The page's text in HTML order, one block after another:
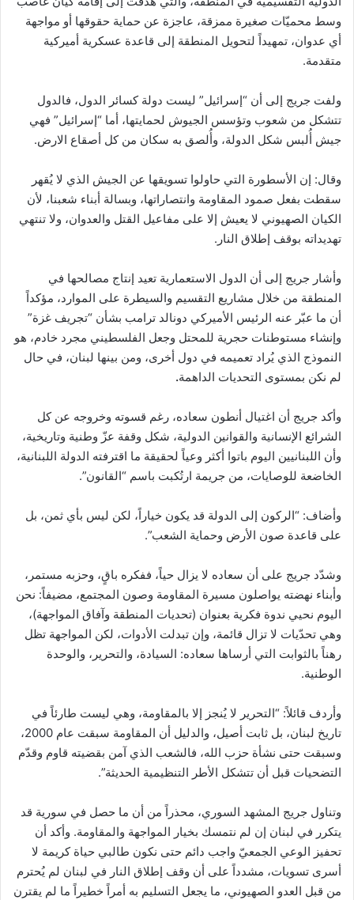
وسط محميّات صغيرة ممزقة، عاجزة عن حماية حقوقها أو مواجهة
أي عدوان، تمهيداً لتحويل المنطقة إلى قاعدة عسكرية أميركية
متقدمة.
ولفت جريج إلى أن “إسرائيل” ليست دولة كسائر الدول، فالدول
تتشكل من شعوب وتؤسس الجيوش لحمايتها، أما “إسرائيل” فهي
جيش أُلبس شكل الدولة، وأُلصق به سكان من كل أصقاع الارض.
وقال: إن الأسطورة التي حاولوا تسويقها عن الجيش الذي لا يُقهر
سقطت بفعل صمود المقاومة وانتصاراتها، وبسالة أبناء شعبنا، لأن
الكيان الصهيوني لا يعيش إلا على مفاعيل القتل والعدوان، ولا تنتهي
تهديداته بوقف إطلاق النار.
وأشار جريج إلى أن الدول الاستعمارية تعيد إنتاج مصالحها في
المنطقة من خلال مشاريع التقسيم والسيطرة على الموارد، مؤكداً
أن ما عبّر عنه الرئيس الأميركي دونالد ترامب بشأن “تجريف غزة”
وإنشاء مستوطنات حجرية للمحتل وجعل الفلسطيني مجرد خادم، هو
النموذج الذي يُراد تعميمه في دول أخرى، ومن بينها لبنان، في حال
لم نكن بمستوى التحديات الداهمة.
وأكد جريج أن اغتيال أنطون سعاده، رغم قسوته وخروجه عن كل
الشرائع الإنسانية والقوانين الدولية، شكل وقفة عزّ وطنية وتاريخية،
وأن اللبنانيين اليوم باتوا أكثر وعياً لحقيقة ما اقترفته الدولة اللبنانية،
الخاضعة للوصايات، من جريمة ارتُكبت باسم “القانون”.
وأضاف: “الركون إلى الدولة قد يكون خياراً، لكن ليس بأي ثمن، بل
على قاعدة صون الأرض وحماية الشعب”.
وشدّد جريج على أن سعاده لا يزال حياً، ففكره باقٍ، وحزبه مستمر،
وأبناء نهضته يواصلون مسيرة المقاومة وصون المجتمع، مضيفاً: نحن
اليوم نحيي ندوة فكرية بعنوان (تحديات المنطقة وآفاق المواجهة)،
وهي تحدّيات لا تزال قائمة، وإن تبدلت الأدوات، لكن المواجهة تظل
رهناً بالثوابت التي أرساها سعاده: السيادة، والتحرير، والوحدة
الوطنية.
وأردف قائلاً: “التحرير لا يُنجز إلا بالمقاومة، وهي ليست طارئاً في
تاريخ لبنان، بل ثابت أصيل، والدليل أن المقاومة سبقت عام 2000،
وسبقت حتى نشأة حزب الله، فالشعب الذي آمن بقضيته قاوم وقدّم
التضحيات قبل أن تتشكل الأطر التنظيمية الحديثة”.
وتناول جريج المشهد السوري، محذراً من أن ما حصل في سورية قد
يتكرر في لبنان إن لم نتمسك بخيار المواجهة والمقاومة. وأكد أن
تحفيز الوعي الجمعيّ واجب دائم حتى نكون طالبي حياة كريمة لا
أسرى تسويات، مشدداً على أن وقف إطلاق النار في لبنان لم يُحترم
من قبل العدو الصهيوني، ما يجعل التسليم به أمراً خطيراً ما لم يقترن